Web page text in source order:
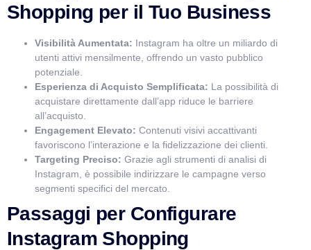
Shopping per il Tuo Business
Visibilità Aumentata: Instagram ha oltre un miliardo di
utenti attivi mensilmente, offrendo un vasto pubblico
potenziale.
Esperienza di Acquisto Semplificata: La possibilità di
acquistare direttamente dall’app riduce le barriere
all’acquisto.
Engagement Elevato: Contenuti visivi accattivanti
favoriscono l’interazione e la fidelizzazione dei clienti.
Targeting Preciso: Grazie agli strumenti di analisi di
Instagram, è possibile indirizzare le campagne verso
segmenti specifici del mercato.
Passaggi per Configurare
Instagram Shopping